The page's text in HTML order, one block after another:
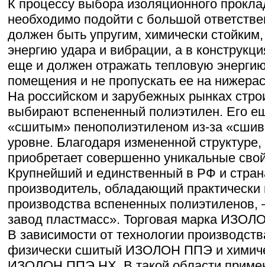
К процессу выбора изоляционного
необходимо подойти с большой
должен быть упругим, химически
энергию удара и вибрации, а в
еще и должен отражать тепловую
помещения и не пропускать ее на
На российском и зарубежных рынках
выбирают вспененный полиэтилен. Его
«сшитым» пенополиэтиленом из-за
уровне. Благодаря измененной
приобретает совершенно уникальные
Крупнейший и единственный в РФ и
производитель, обладающий
производства вспененных
завод пластмасс». Торговая марка
В зависимости от технологии
физически сшитый ИЗОЛОН ППЭ и